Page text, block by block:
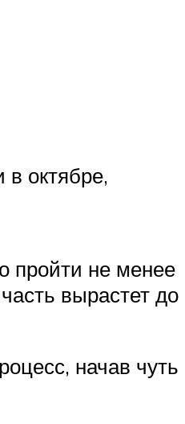
октябре,
пройти не менее
вырастет до
начав чуть